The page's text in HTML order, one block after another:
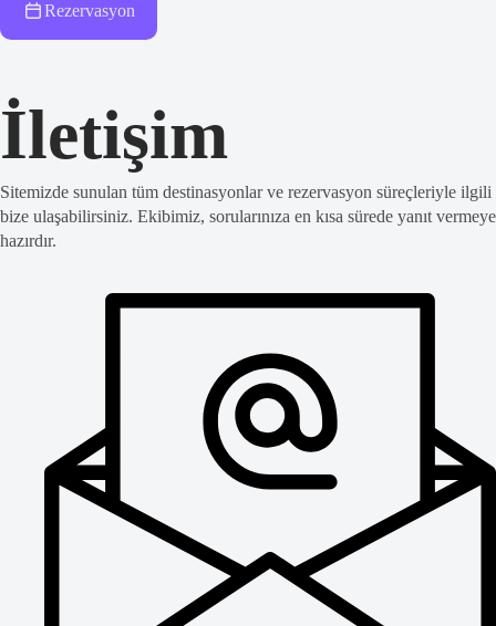
Rezervasyon
İletişim
Sitemizde sunulan tüm destinasyonlar ve rezervasyon süreçleriyle ilgili
bize ulaşabilirsiniz. Ekibimiz, sorularınıza en kısa sürede yanıt vermeye
hazırdır.